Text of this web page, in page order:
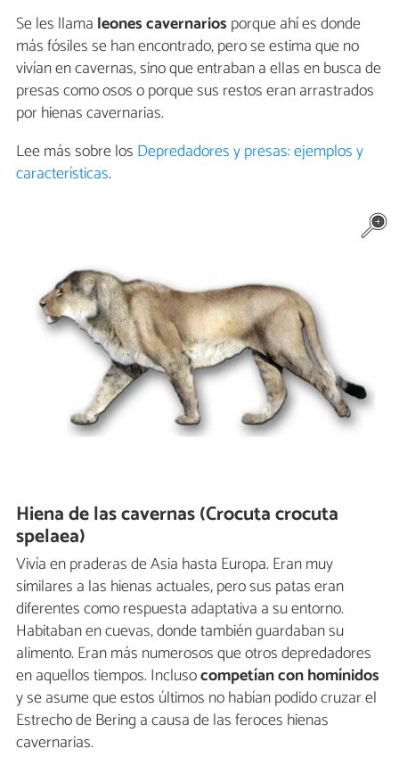
Se les llama leones cavernarios porque ahí es donde
más fósiles se han encontrado, pero se estima que no
vivían en cavernas, sino que entraban a ellas en busca de
presas como osos o porque sus restos eran arrastrados
por hienas cavernarias.
Lee más sobre los Depredadores y presas: ejemplos y
características.
Hiena de las cavernas (Crocuta crocuta
spelaea)
Vivía en praderas de Asia hasta Europa. Eran muy
similares a las hienas actuales, pero sus patas eran
diferentes como respuesta adaptativa a su entorno.
Habitaban en cuevas, donde también guardaban su
alimento. Eran más numerosos que otros depredadores
en aquellos tiempos. Inclusocompetían con homínidos
y se asume que estos últimos no habían podido cruzar el
Estrecho de Bering a causa de las feroces hienas
cavernarias.